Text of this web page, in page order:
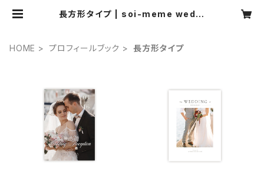
長方形タイプ | soi-meme weddi
HOME プロフィールブック 長方形タイプ